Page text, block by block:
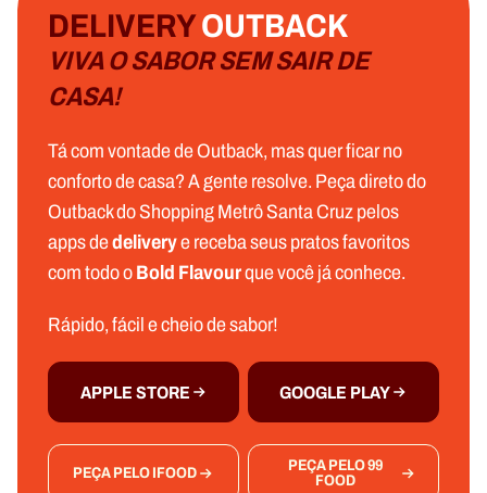
DELIVERYOUTBACK
VIVA O SABOR SEM SAIR DE
CASA!
Tá com vontade de Outback, mas quer ficar no
conforto de casa? A gente resolve. Peça direto do
Outback do Shopping Metrô Santa Cruz pelos
apps dedeliverye receba seus pratos favoritos
com todo oBold Flavourque você já conhece.
Rápido, fácil e cheio de sabor!
APPLE STORE GOOGLE PLAY
PEÇA PELO IFOOD PEÇA PELO 99
FOOD